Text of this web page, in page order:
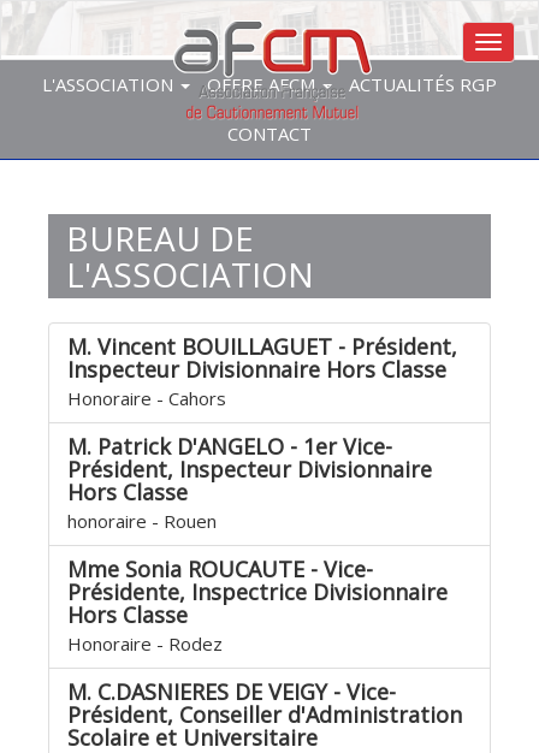
Aller
contenu
principal
MENU
L'ASSOCIATION OFFRE AFCM ACTUALITÉS RGP
CONTACT
BUREAU DE
L'ASSOCIATION
M. Vincent BOUILLAGUET - Président,
Inspecteur Divisionnaire Hors Classe
Honoraire - Cahors
M. Patrick D'ANGELO - 1er Vice-
Président, Inspecteur Divisionnaire
Hors Classe
honoraire - Rouen
Mme Sonia ROUCAUTE - Vice-
Présidente, Inspectrice Divisionnaire
Hors Classe
Honoraire - Rodez
M. C.DASNIERES DE VEIGY - Vice-
Président, Conseiller d'Administration
Scolaire et Universitaire